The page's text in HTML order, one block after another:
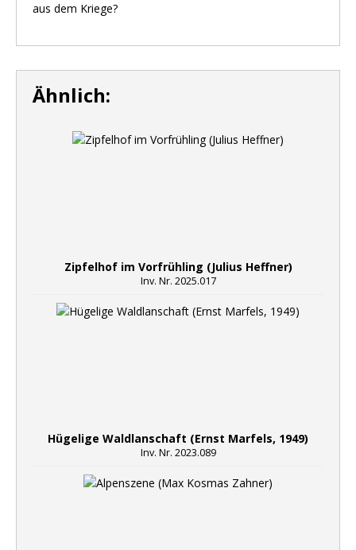
aus dem Kriege?
Ähnlich:
Zipfelhof im Vorfrühling (Julius Heffner)
Inv. Nr. 2025.017
Hügelige Waldlanschaft (Ernst Marfels, 1949)
Inv. Nr. 2023.089